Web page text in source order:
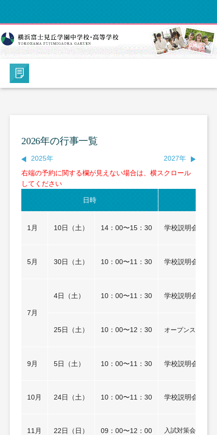
2026年の行事一覧
2025年
2027年
右端の予約に関する欄が見えない場合は、横スクロール
してください
日時
1月 10日（土） 14：00〜15：30 学校説明会
5月 30日（土） 10：00〜11：30 学校説明会
7月
4日（土） 10：00〜11：30 学校説明会
25日（土） 10：00〜12：30 オープンスクール
9月 5日（土） 10：00〜11：30 学校説明会
10月 24日（土） 10：00〜11：30 学校説明会
11月 22日（日） 09：00〜12：00 入試対策会